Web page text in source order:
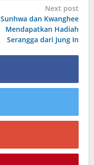
Next post
Sunhwa dan Kwanghee
Mendapatkan Hadiah
Serangga dari Jung In